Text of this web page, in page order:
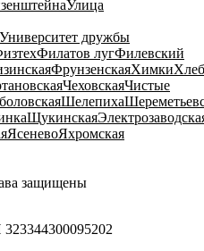
Улица
Университет дружбы
Филатов лугФилевский
ФрунзенскаяХимки
ЧеховскаяЧистые
Шелепиха
Щукинская
ЯсеневоЯхромская
защищены